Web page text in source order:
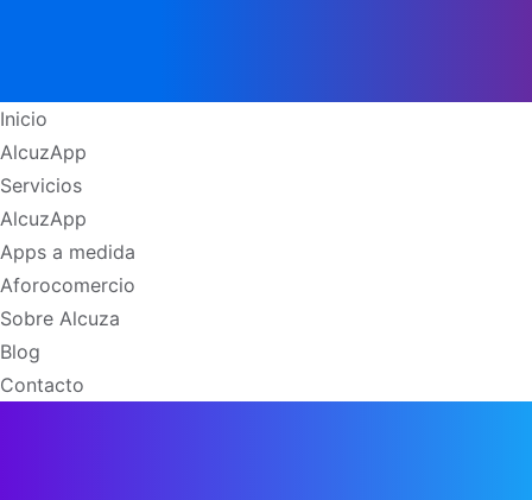
Inicio
AlcuzApp
Servicios
AlcuzApp
Apps a medida
Aforocomercio
Sobre Alcuza
Blog
Contacto